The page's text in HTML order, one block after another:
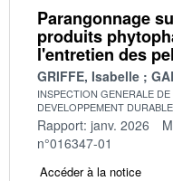
Parangonnage
produits
l'entretien des
GRIFFE, Isabelle
INSPECTION GENERALE
DEVELOPPEMENT
Rapport: janv. 2026
n°016347-01
Accéder à la notice